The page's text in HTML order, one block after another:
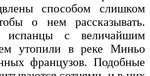
способом слишком
о нем рассказывать.
испанцы с величайшим
утопили в реке Миньо
французов. Подобные